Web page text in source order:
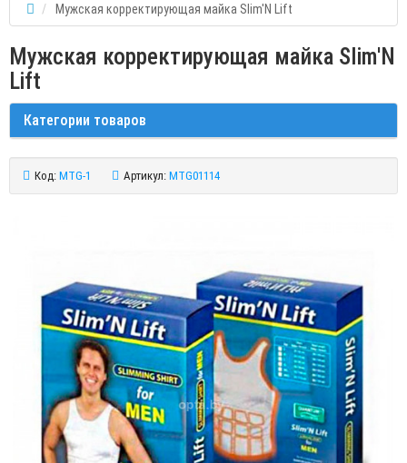
Мужская корректирующая майка Slim'N Lift
Мужская корректирующая майка Slim'N
Lift
Категории товаров
Код: MTG-1 Артикул: MTG01114